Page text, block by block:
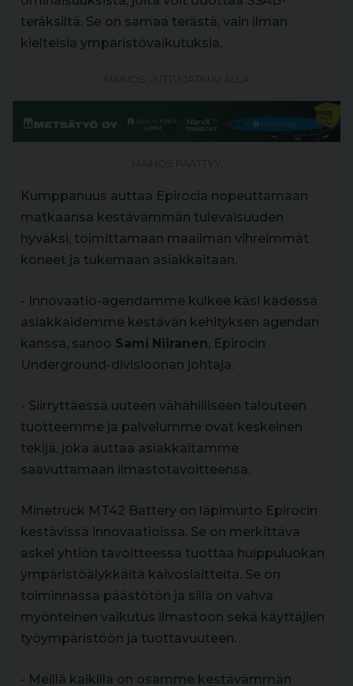
teräksiltä. Se on samaa terästä, vain ilman
kielteisiä ympäristövaikutuksia.
Kumppanuus auttaa Epirocia nopeuttamaan
matkaansa kestävämmän tulevaisuuden
hyväksi, toimittamaan maailman vihreimmät
koneet ja tukemaan asiakkaitaan.
- Innovaatio-agendamme kulkee käsi kädessä
asiakkaidemme kestävän kehityksen agendan
kanssa, sanoo Sami Niiranen, Epirocin
Underground-divisioonan johtaja.
- Siirryttäessä uuteen vähähiiliseen talouteen
tuotteemme ja palvelumme ovat keskeinen
tekijä, joka auttaa asiakkaitamme
saavuttamaan ilmastotavoitteensa.
Minetruck MT42 Battery on läpimurto Epirocin
kestävissä innovaatioissa. Se on merkittävä
askel yhtiön tavoitteessa tuottaa huippuluokan
ympäristöälykkäitä kaivoslaitteita. Se on
toiminnassa päästötön ja sillä on vahva
myönteinen vaikutus ilmastoon sekä käyttäjien
työympäristöön ja tuottavuuteen.
- Meillä kaikilla on osamme kestävämmän